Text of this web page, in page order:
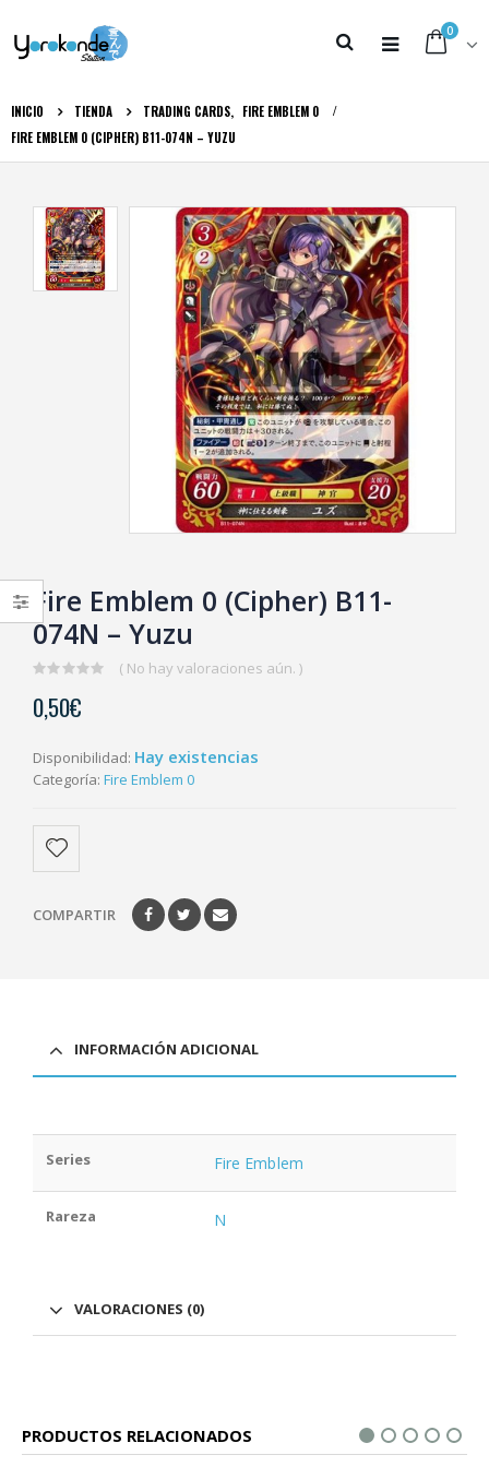
0
INICIO TIENDA TRADING CARDS, FIRE EMBLEM 0
FIRE EMBLEM 0 (CIPHER) B11-074N – YUZU
Fire Emblem 0 (Cipher) B11-
074N – Yuzu
out
of
( No hay valoraciones aún. )
0,50€
Disponibilidad: Hay existencias
Categoría: Fire Emblem 0
COMPARTIR
INFORMACIÓN ADICIONAL
Series Fire Emblem
Rareza N
VALORACIONES (0)
PRODUCTOS RELACIONADOS